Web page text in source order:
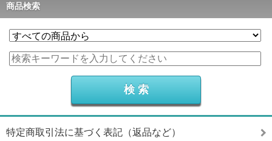
商品検索
特定商取引法に基づく表記（返品など）